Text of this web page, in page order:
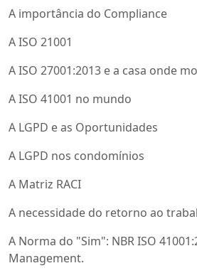
A importância do Compliance
A ISO 21001
A ISO 27001:2013 e a casa onde
A ISO 41001 no mundo
A LGPD e as Oportunidades
A LGPD nos condomínios
A Matriz RACI
A necessidade do retorno ao
A Norma do "Sim": NBR ISO
Management.